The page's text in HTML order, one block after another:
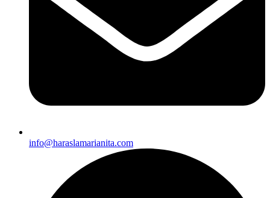
info@haraslamarianita.com